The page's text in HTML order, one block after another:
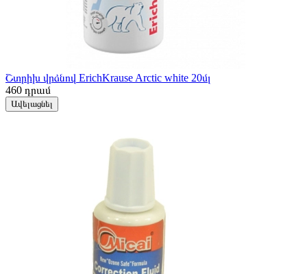
Շտրիխ վրձնով ErichKrause Arctic white 20մլ
460 դրամ
Ավելացնել